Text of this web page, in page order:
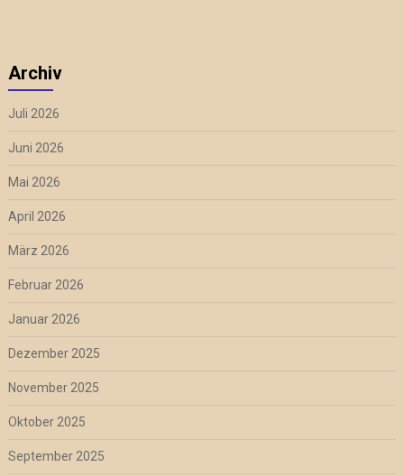
Archiv
Juli 2026
Juni 2026
Mai 2026
April 2026
März 2026
Februar 2026
Januar 2026
Dezember 2025
November 2025
Oktober 2025
September 2025